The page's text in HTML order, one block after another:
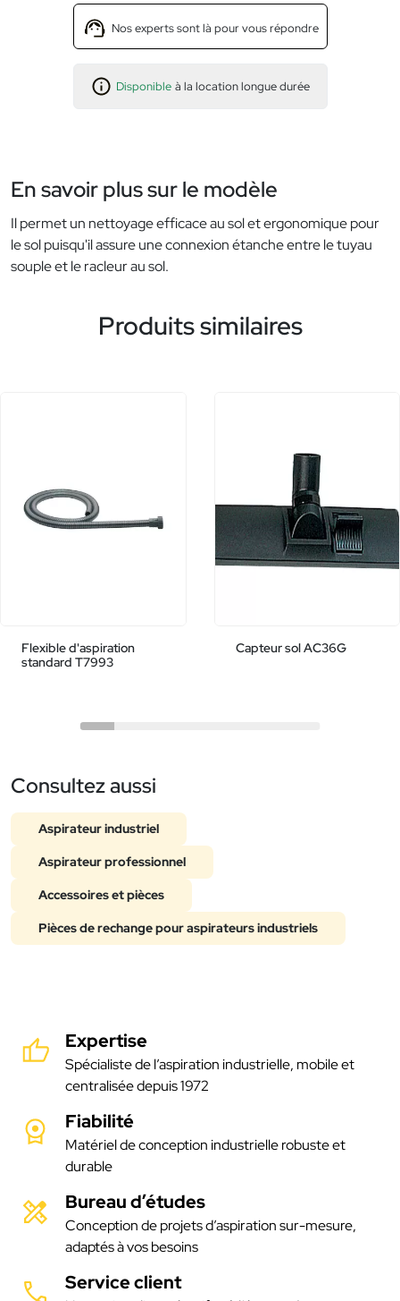
Nos experts sont là pour vous répondre
Disponible à la location longue durée
En savoir plus sur le modèle
Il permet un nettoyage efficace au sol et ergonomique pour
le sol puisqu'il assure une connexion étanche entre le tuyau
souple et le racleur au sol.
Produits similaires
Flexible d'aspiration
standard T7993
Capteur sol AC36G
Consultez aussi
Aspirateur industriel
Aspirateur professionnel
Accessoires et pièces
Pièces de rechange pour aspirateurs industriels
Expertise
Spécialiste de l’aspiration industrielle, mobile et
centralisée depuis 1972
Fiabilité
Matériel de conception industrielle robuste et
durable
Bureau d’études
Conception de projets d’aspiration sur-mesure,
adaptés à vos besoins
Service client